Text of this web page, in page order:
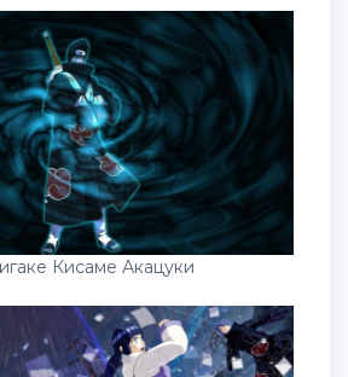
Кисаме Акацуки